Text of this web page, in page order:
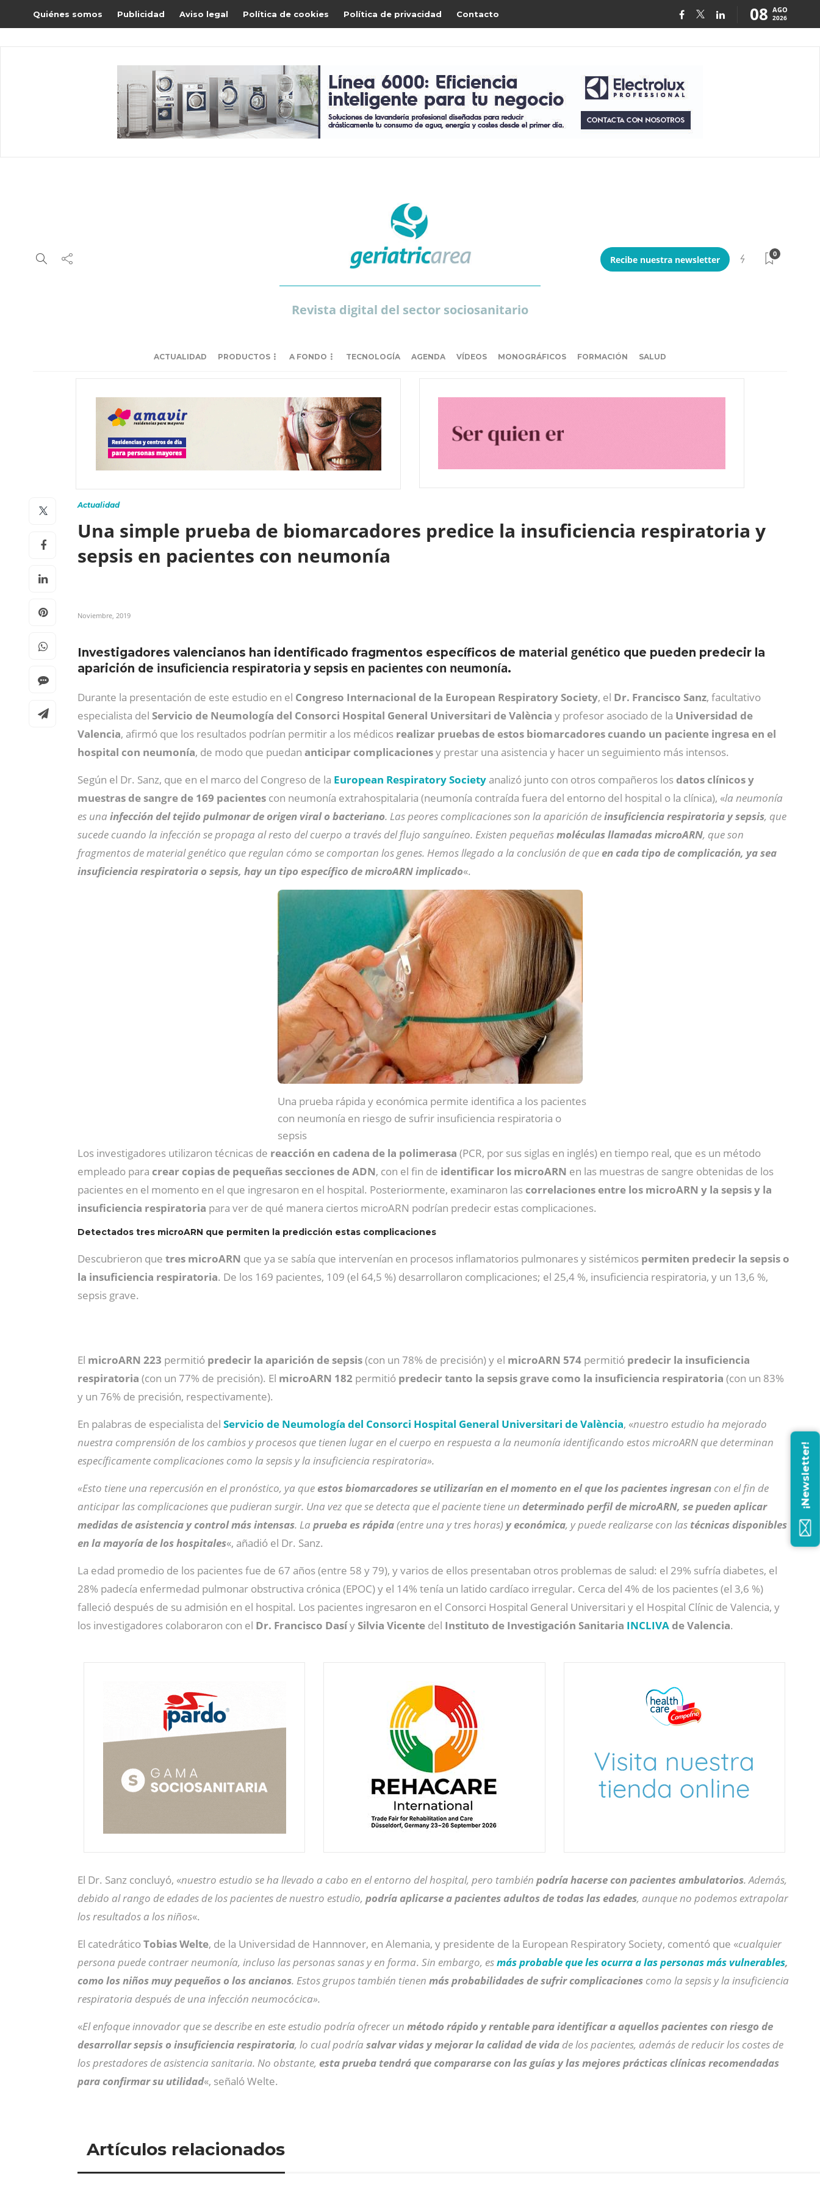
Quiénes somos Publicidad Aviso legal Política de cookies Política de privacidad Contacto 08 AGO
2026
Revista digital del sector sociosanitario
Recibe nuestra newsletter
0
ACTUALIDAD PRODUCTOS A FONDO TECNOLOGÍA AGENDA VÍDEOS MONOGRÁFICOS FORMACIÓN SALUD
Actualidad
Una simple prueba de biomarcadores predice la insuficiencia respiratoria y
sepsis en pacientes con neumonía
Noviembre, 2019
Investigadores valencianos han identificado fragmentos específicos de material genético que pueden predecir la
aparición de insuficiencia respiratoria ysepsis en pacientes con neumonía.
Durante la presentación de este estudio en el Congreso Internacional de la European Respiratory Society, el Dr. Francisco Sanz, facultativo
especialista del Servicio de Neumología del Consorci Hospital General Universitari de València y profesor asociado de la Universidad de
Valencia, afirmó que los resultados podrían permitir a los médicos realizar pruebas de estos biomarcadores cuando un paciente ingresa en el
hospital con neumonía, de modo que puedan anticipar complicacionesy prestar una asistencia y hacer un seguimiento más intensos.
Según el Dr. Sanz, que en el marco del Congreso de la European Respiratory Society analizó junto con otros compañeros los datos clínicos y
muestras de sangre de 169 pacientes con neumonía extrahospitalaria (neumonía contraída fuera del entorno del hospital o la clínica), «la neumonía
es una infección del tejido pulmonar de origen viral o bacteriano. Las peores complicaciones son la aparición deinsuficiencia respiratoria y sepsis, que
sucede cuando la infección se propaga al resto del cuerpo a través del flujo sanguíneo. Existen pequeñasmoléculas llamadas microARN, que son
fragmentos de material genético que regulan cómo se comportan los genes. Hemos llegado a la conclusión de queen cada tipo de complicación, ya sea
insuficiencia respiratoria o sepsis, hay un tipo específico de microARN implicado«.
Una prueba rápida y económica permite identifica a los pacientes
con neumonía en riesgo de sufrir insuficiencia respiratoria o
sepsis
Los investigadores utilizaron técnicas de reacción en cadena de la polimerasa (PCR, por sus siglas en inglés) en tiempo real, que es un método
empleado para crear copias de pequeñas secciones de ADN, con el fin de identificar los microARN en las muestras de sangre obtenidas de los
pacientes en el momento en el que ingresaron en el hospital. Posteriormente, examinaron lascorrelaciones entre los microARN y la sepsis y la
insuficiencia respiratoria para ver de qué manera ciertos microARN podrían predecir estas complicaciones.
Detectados tres microARN que permiten la predicción estas complicaciones
Descubrieron que tres microARN que ya se sabía que intervenían en procesos inflamatorios pulmonares y sistémicos permiten predecir la sepsis o
la insuficiencia respiratoria. De los 169 pacientes, 109 (el 64,5 %) desarrollaron complicaciones; el 25,4 %, insuficiencia respiratoria, y un 13,6 %,
sepsis grave.
El microARN 223 permitió predecir la aparición de sepsis(con un 78% de precisión) y el microARN 574 permitió predecir la insuficiencia
respiratoria (con un 77% de precisión). El microARN 182 permitió predecir tanto la sepsis grave como la insuficiencia respiratoria (con un 83%
y un 76% de precisión, respectivamente).
En palabras de especialista del Servicio de Neumología del Consorci Hospital General Universitari de València, «nuestro estudio ha mejorado
nuestra comprensión de los cambios y procesos que tienen lugar en el cuerpo en respuesta a la neumonía identificando estos microARN que determinan
específicamente complicaciones como la sepsis y la insuficiencia respiratoria».
«Esto tiene una repercusión en el pronóstico, ya queestos biomarcadores se utilizarían en el momento en el que los pacientes ingresan con el fin de
anticipar las complicaciones que pudieran surgir. Una vez que se detecta que el paciente tiene un determinado perfil de microARN, se pueden aplicar
medidas de asistencia y control más intensas. La prueba es rápida(entre una y tres horas) y económica, y puede realizarse con las técnicas disponibles
en la mayoría de los hospitales«, añadió el Dr. Sanz.
La edad promedio de los pacientes fue de 67 años (entre 58 y 79), y varios de ellos presentaban otros problemas de salud: el 29% sufría diabetes, el
28% padecía enfermedad pulmonar obstructiva crónica (EPOC) y el 14% tenía un latido cardíaco irregular. Cerca del 4% de los pacientes (el 3,6 %)
falleció después de su admisión en el hospital. Los pacientes ingresaron en el Consorci Hospital General Universitari y el Hospital Clínic de Valencia, y
los investigadores colaboraron con el Dr. Francisco DasíySilvia Vicente del Instituto de Investigación Sanitaria INCLIVA de Valencia.
El Dr. Sanz concluyó, «nuestro estudio se ha llevado a cabo en el entorno del hospital, pero también podría hacerse con pacientes ambulatorios. Además,
debido al rango de edades de los pacientes de nuestro estudio, podría aplicarse a pacientes adultos de todas las edades, aunque no podemos extrapolar
los resultados a los niños«.
El catedráticoTobias Welte, de la Universidad de Hannnover, en Alemania, y presidente de la European Respiratory Society, comentó que «cualquier
persona puede contraer neumonía, incluso las personas sanas y en forma. Sin embargo, esmás probable que les ocurra a las personas más vulnerables,
como los niños muy pequeños o los ancianos. Estos grupos también tienen más probabilidades de sufrir complicaciones como la sepsis y la insuficiencia
respiratoria después de una infección neumocócica».
«El enfoque innovador que se describe en este estudio podría ofrecer un método rápido y rentable para identificar a aquellos pacientes con riesgo de
desarrollar sepsis o insuficiencia respiratoria, lo cual podría salvar vidas y mejorar la calidad de vida de los pacientes, además de reducir los costes de
los prestadores de asistencia sanitaria. No obstante, esta prueba tendrá que compararse con las guías y las mejores prácticas clínicas recomendadas
para confirmar su utilidad«, señaló Welte.
Artículos relacionados
¡Newsletter!